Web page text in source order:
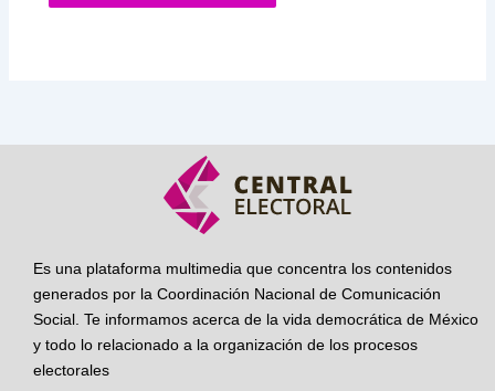
Es una plataforma multimedia que concentra los contenidos
generados por la Coordinación Nacional de Comunicación
Social. Te informamos acerca de la vida democrática de México
y todo lo relacionado a la organización de los procesos
electorales